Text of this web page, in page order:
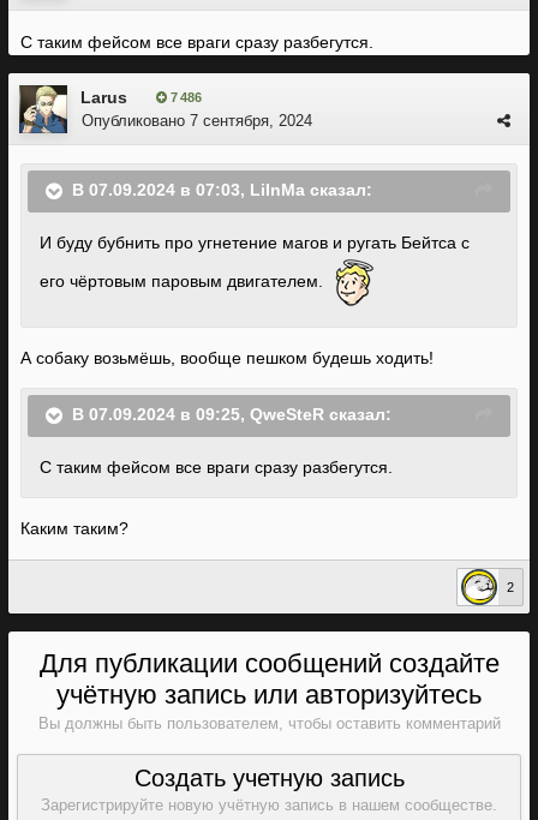
С таким фейсом все враги сразу разбегутся.
Larus 7 486
Опубликовано 7 сентября, 2024
В 07.09.2024 в 07:03, LiInMa сказал:
И буду бубнить про угнетение магов и ругать Бейтса с
его чёртовым паровым двигателем.
А собаку возьмёшь, вообще пешком будешь ходить!
В 07.09.2024 в 09:25, QweSteR сказал:
С таким фейсом все враги сразу разбегутся.
Каким таким?
2
Для публикации сообщений создайте
учётную запись или авторизуйтесь
Вы должны быть пользователем, чтобы оставить комментарий
Создать учетную запись
Зарегистрируйте новую учётную запись в нашем сообществе.